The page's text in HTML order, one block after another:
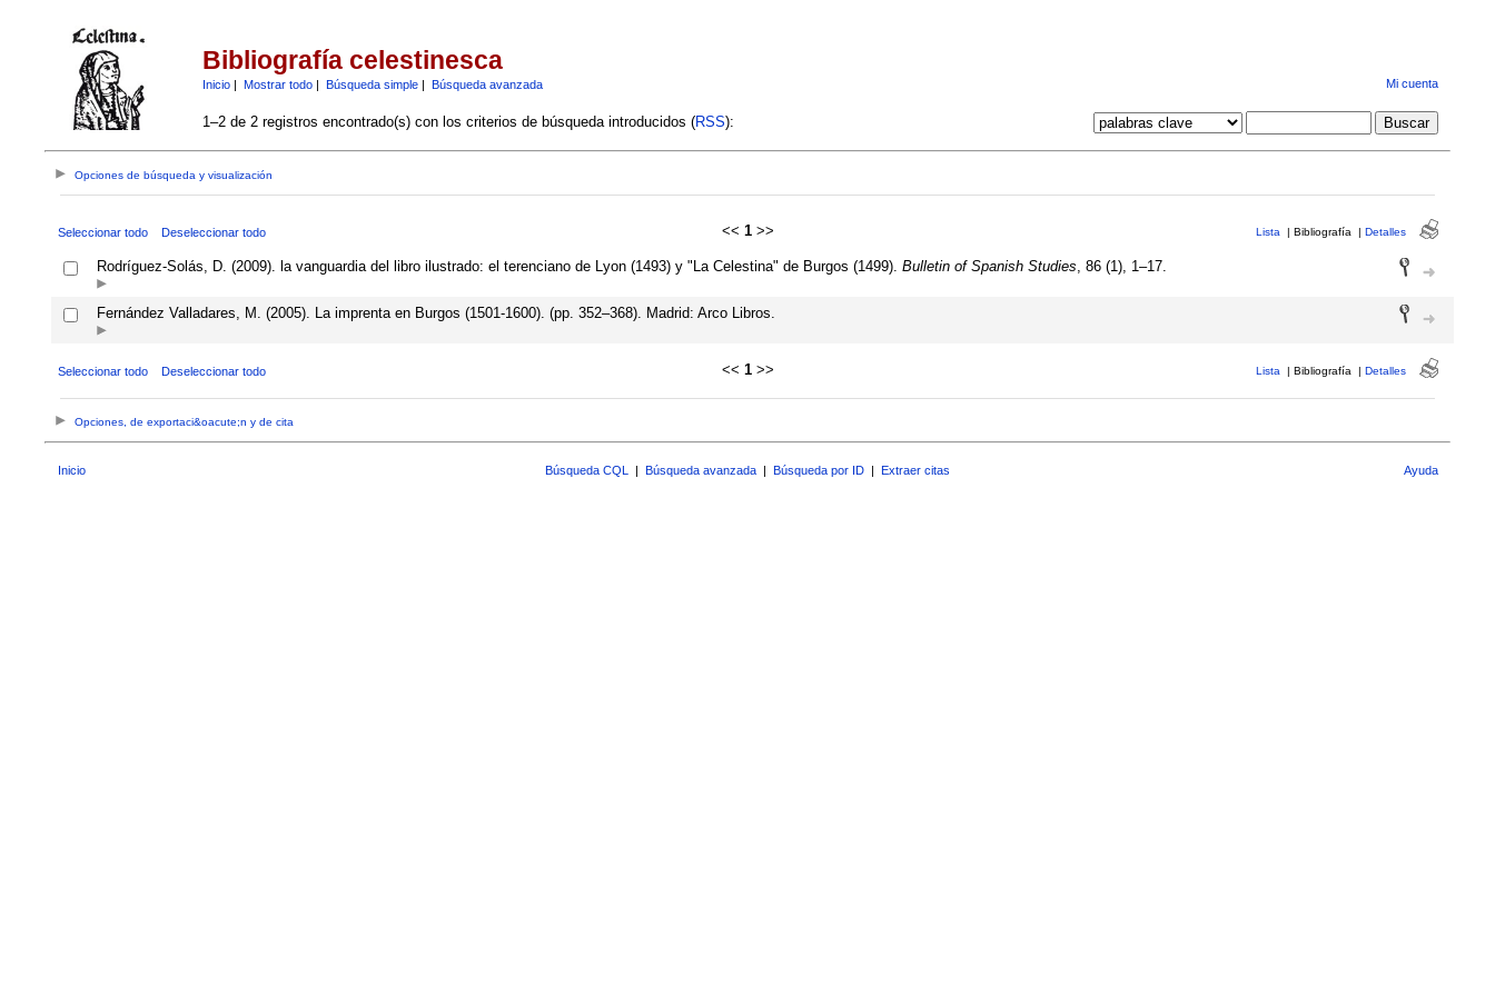
Bibliografía celestinesca
Inicio| Mostrar todo| Búsqueda simple| Búsqueda avanzada Mi cuenta
1–2 de 2 registros encontrado(s) con los criterios de búsqueda introducidos (RSS):
Opciones de búsqueda y visualización
Seleccionar todo Deseleccionar todo << 1>> Lista | Bibliografía | Detalles
Rodríguez-Solás, D. (2009). la vanguardia del libro ilustrado: el terenciano de Lyon (1493) y "La Celestina" de Burgos (1499). Bulletin of Spanish Studies , 86 (1), 1–17.
Fernández Valladares, M. (2005). La imprenta en Burgos (1501-1600). (pp. 352–368). Madrid: Arco Libros.
Seleccionar todo Deseleccionar todo << 1>> Lista | Bibliografía | Detalles
Opciones, de exportaci&oacute;n y de cita
Inicio Búsqueda CQL | Búsqueda avanzada | Búsqueda por ID | Extraer citas Ayuda